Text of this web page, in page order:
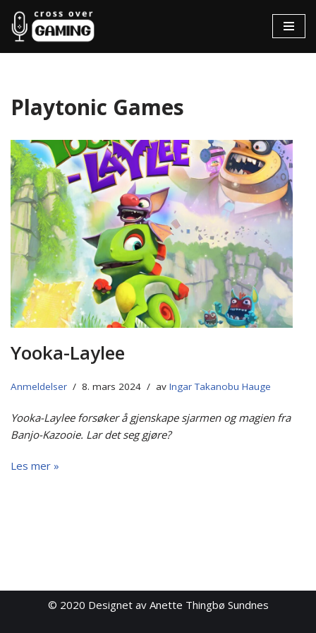
Hopp
til
Playtonic Games
Yooka-Laylee
Anmeldelser 8. mars 2024 av Ingar Takanobu Hauge
Yooka-Laylee forsøker å gjenskape sjarmen og magien fra
Banjo-Kazooie. Lar det seg gjøre?
Les mer »
© 2020 Designet av Anette Thingbø Sundnes